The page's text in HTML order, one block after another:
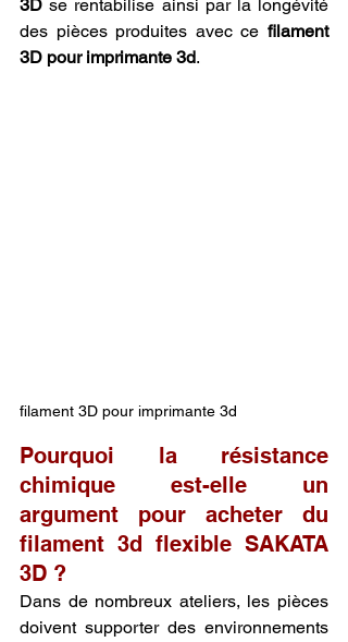
3D se rentabilise ainsi par la longévité
des pièces produites avec ce filament
3D pour imprimante 3d.
filament 3D pour imprimante 3d
Pourquoi la résistance
chimique est-elle un
argument pour acheter du
filament 3d flexible SAKATA
3D ?
Dans de nombreux ateliers, les pièces
doivent supporter des environnements